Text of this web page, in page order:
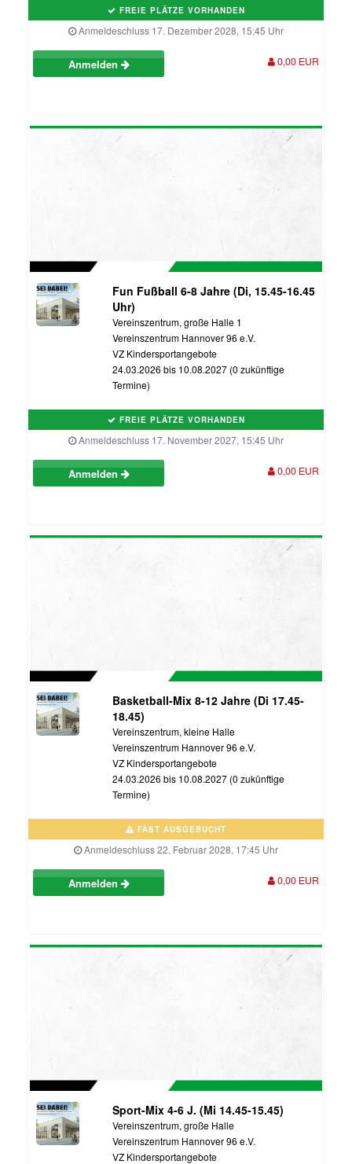
FREIE PLÄTZE VORHANDEN
Anmeldeschluss 17. Dezember 2028, 15:45 Uhr
Anmelden 0,00 EUR
Fun Fußball 6-8 Jahre (Di, 15.45-16.45
Uhr)
Vereinszentrum, große Halle 1
Vereinszentrum Hannover 96 e.V.
VZ Kindersportangebote
24.03.2026 bis 10.08.2027 (0 zukünftige
Termine)
FREIE PLÄTZE VORHANDEN
Anmeldeschluss 17. November 2027, 15:45 Uhr
Anmelden 0,00 EUR
Basketball-Mix 8-12 Jahre (Di 17.45-
18.45)
Vereinszentrum, kleine Halle
Vereinszentrum Hannover 96 e.V.
VZ Kindersportangebote
24.03.2026 bis 10.08.2027 (0 zukünftige
Termine)
FAST AUSGEBUCHT
Anmeldeschluss 22. Februar 2028, 17:45 Uhr
Anmelden 0,00 EUR
Sport-Mix 4-6 J. (Mi 14.45-15.45)
Vereinszentrum, große Halle
Vereinszentrum Hannover 96 e.V.
VZ Kindersportangebote